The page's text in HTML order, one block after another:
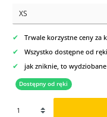
✔ Trwale korzystne ceny za
✔ Wszystko dostępne od ręki
✔ jak zniknie, to wydziobane
Dostępny od ręki